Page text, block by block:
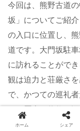
今回は、熊野古道
坂」についてご紹
の入口に位置し、
道です。大門坂駐
に訪れることがで
観は迫力と荘厳さ
で、かつての巡礼
で、歴史と信仰の
ホーム シェア